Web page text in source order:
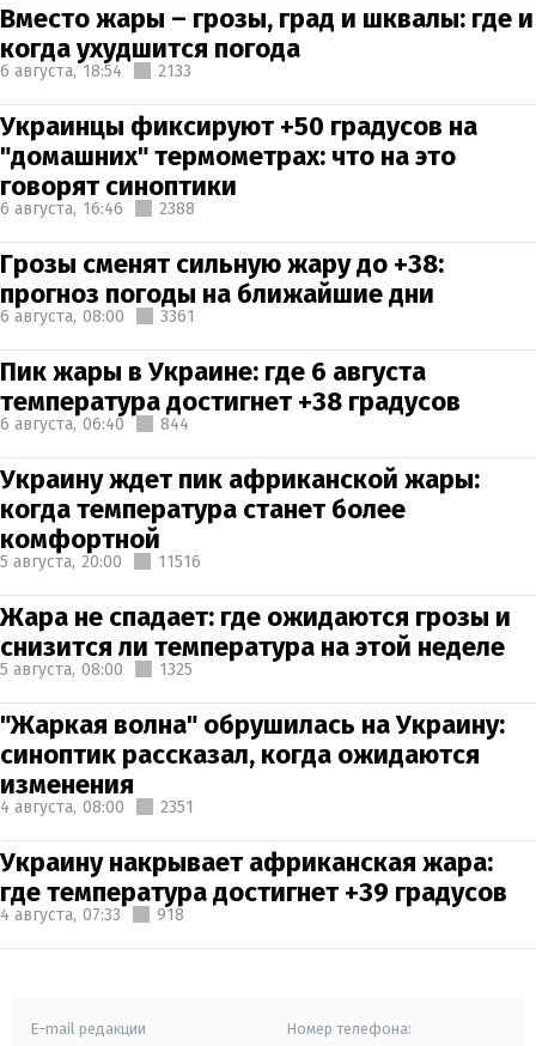
Вместо жары – грозы, град и шквалы: где и
когда ухудшится погода
6 августа, 18:54 2133
Украинцы фиксируют +50 градусов на
"домашних" термометрах: что на это
говорят синоптики
6 августа, 16:46 2388
Грозы сменят сильную жару до +38:
прогноз погоды на ближайшие дни
6 августа, 08:00 3361
Пик жары в Украине: где 6 августа
температура достигнет +38 градусов
6 августа, 06:40 844
Украину ждет пик африканской жары:
когда температура станет более
комфортной
5 августа, 20:00 11516
Жара не спадает: где ожидаются грозы и
снизится ли температура на этой неделе
5 августа, 08:00 1325
"Жаркая волна" обрушилась на Украину:
синоптик рассказал, когда ожидаются
изменения
4 августа, 08:00 2351
Украину накрывает африканская жара:
где температура достигнет +39 градусов
4 августа, 07:33 918
E-mail редакции Номер телефона: